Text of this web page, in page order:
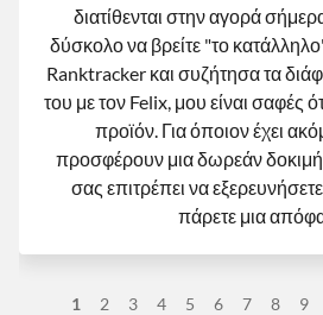
1 2 3 4 5 6 7 8 9
διατίθενται στην αγορά
δύσκολο να βρείτε "το
Ranktracker και συζήτησα τα
του με τον Felix, μου είναι σαφές
προϊόν. Για όποιον έχει
προσφέρουν μια δωρεάν
σας επιτρέπει να
πάρετε μια